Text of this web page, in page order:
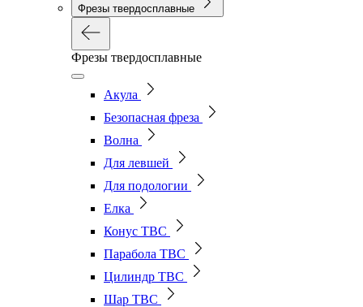
Фрезы твердосплавные
Фрезы твердосплавные
Акула
Безопасная фреза
Волна
Для левшей
Для подологии
Елка
Конус ТВС
Парабола ТВС
Цилиндр ТВС
Шар ТВС